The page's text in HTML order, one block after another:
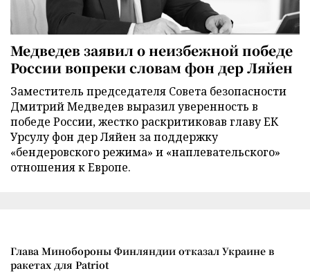
Медведев заявил о неизбежной победе
России вопреки словам фон дер Ляйен
Заместитель председателя Совета безопасности
Дмитрий Медведев выразил уверенность в
победе России, жестко раскритиковав главу ЕК
Урсулу фон дер Ляйен за поддержку
«бендеровского режима» и «наплевательского»
отношения к Европе.
Глава Минобороны Финляндии отказал Украине в
ракетах для Patriot